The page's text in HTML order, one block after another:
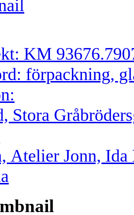
KM
förpackning,
Stora
Atelier Jonn, Ida